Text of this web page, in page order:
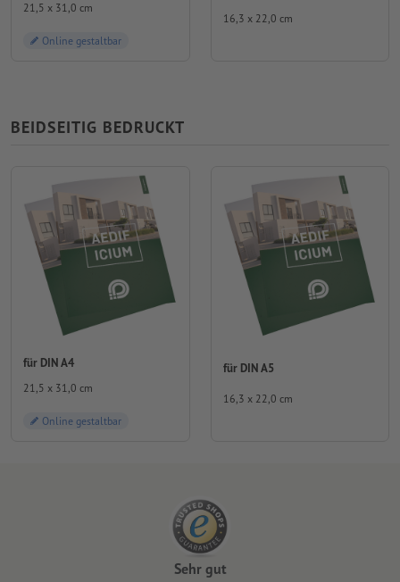
21,5 x 31,0 cm
Online gestaltbar
16,3 x 22,0 cm
BEIDSEITIG BEDRUCKT
für DIN A4
21,5 x 31,0 cm
Online gestaltbar
für DIN A5
16,3 x 22,0 cm
Sehr gut